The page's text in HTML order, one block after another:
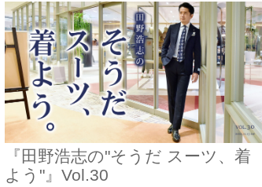
『田野浩志の"そうだ スーツ、着
よう"』Vol.30